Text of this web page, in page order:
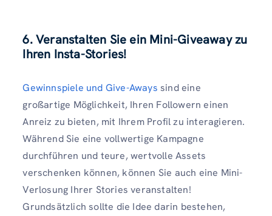
6. Veranstalten Sie ein Mini-Giveaway zu
Ihren Insta-Stories!
Gewinnspiele und Give-Aways sind eine
großartige Möglichkeit, Ihren Followern einen
Anreiz zu bieten, mit Ihrem Profil zu interagieren.
Während Sie eine vollwertige Kampagne
durchführen und teure, wertvolle Assets
verschenken können, können Sie auch eine Mini-
Verlosung Ihrer Stories veranstalten!
Grundsätzlich sollte die Idee darin bestehen,